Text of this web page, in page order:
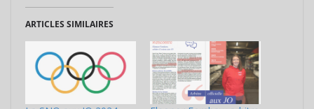
ARTICLES SIMILAIRES